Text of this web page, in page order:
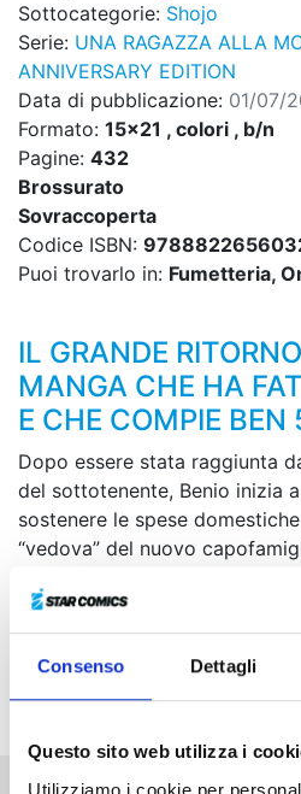
Consenso Dettagli
Questo sito web utilizza i
Utilizziamo i cookie per
Sottocategorie: Shojo
Serie: UNA RAGAZZA ALLA
ANNIVERSARY EDITION
Data di pubblicazione: 01/07/
Formato: 15x21 , colori , b/n
Pagine: 432
Brossurato
Sovraccoperta
Codice ISBN:
Puoi trovarlo in: Fumetteria,
IL GRANDE
MANGA CHE HA
E CHE COMPIE
Dopo essere stata raggiunta
del sottotenente, Benio inizia
sostenere le spese
“vedova” del nuovo
incontra il caporedattore
affascinante quanto
maschilista! Comincia così la
movimentato mondo del